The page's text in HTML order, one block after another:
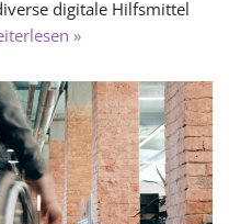
digitale Hilfsmittel
»